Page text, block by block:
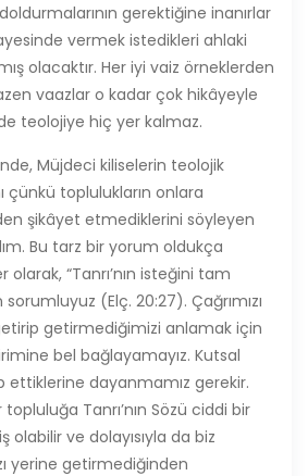
gerektiğine inanırlar
vermek istedikleri ahlaki
olacaktır. Her iyi vaiz örneklerden
vaazlar o kadar çok hikâyeyle
teolojiye hiç yer kalmaz.
Müjdeci kiliselerin teolojik
çünkü toplulukların onlara
şikâyet etmediklerini söyleyen
Bu tarz bir yorum oldukça
“Tanrı’nın isteğini tam
(Elç. 20:27). Çağrımızı
getirmediğimizi anlamak için
bel bağlayamayız. Kutsal
ettiklerine dayanmamız gerekir.
Tanrı’nın Sözü ciddi bir
ve dolayısıyla da biz
yerine getirmediğinden